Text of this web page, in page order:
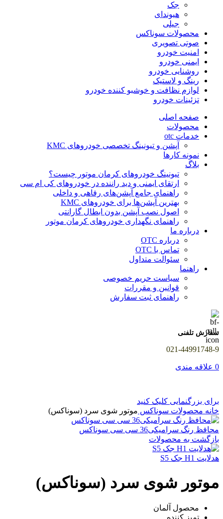
جک
هیوندای
جیلی
محصولات سوناکس
صوتی تصویری
امنیت خودرو
ایمنی خودرو
روشنایی خودرو
رینگ و لاستیک
لوازم نظافت و خوشبو کننده خودرو
تزئینات خودرو
صفحه اصلی
محصولات
خدمات otc
آپشن و تیونینگ تخصصی خودروهای KMC
نمونه کارها
بلاگ
تیونینگ خودروهای کرمان موتور چیست؟
ارتقای ایمنی و دید راننده در خودروهای کی ام سی
راهنمای جامع آپشن‌های رفاهی و داخلی
بهترین آپشن‌ها برای خودروهای KMC
اصول نصب آپشن بدون ابطال گارانتی
راهنمای نگهداری خودروهای کرمان موتور
درباره ما
درباره OTC
تماس با OTC
سئوالت متداول
راهنما
سیاست حریم خصوصی
قوانین و مقررات
راهنمای ثبت سفارش
سفارش تلفنی
021-44991748-9
0 علاقه مندی
برای بزرگنمایی کلیک کنید
خانه محصولات سوناکس موتور شوی سرد (سوناکس)
محافظ رنگ سرامیکی36 سی سی سوناکس
بازگشت به محصولات
هدلایت H1 جک S5
موتور شوی سرد (سوناکس)
محصول آلمان
تمیز کننده